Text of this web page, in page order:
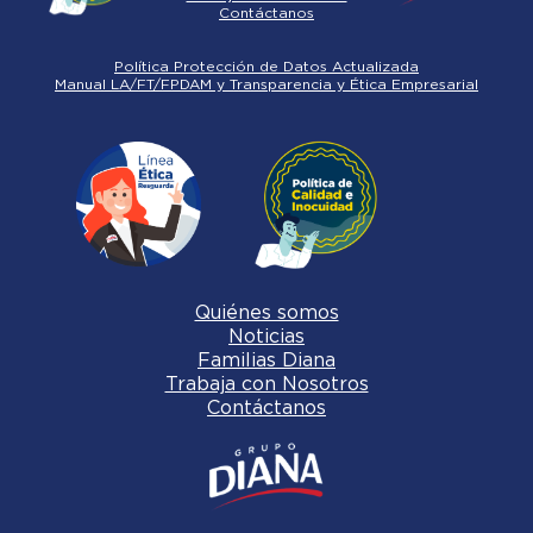
Contáctanos
Política Protección de Datos Actualizada
Manual LA/FT/FPDAM y Transparencia y Ética Empresarial
Quiénes somos
Noticias
Familias Diana
Trabaja con Nosotros
Contáctanos